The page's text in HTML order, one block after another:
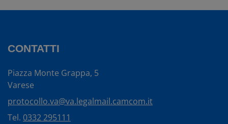
CONTATTI
Piazza Monte Grappa, 5
Varese
protocollo.va@va.legalmail.camcom.it
Tel. 0332 295111